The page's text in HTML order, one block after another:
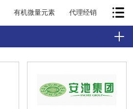
有机微量元素 代理经销